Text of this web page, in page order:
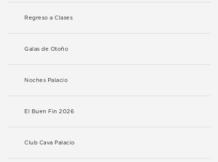
Regreso a Clases
Galas de Otoño
Noches Palacio
El Buen Fin 2026
Club Cava Palacio